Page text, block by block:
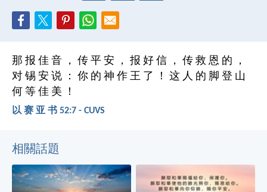
那 报 佳 音 ， 传 平 安 ， 报 好 信 ， 传 救 恩 的 ，
对 锡 安 说 ： 你 的 神 作 王 了 ！ 这 人 的 脚 登 山
何 等 佳 美 ！
以 赛 亚 书 52:7 - CUVS
相關話題